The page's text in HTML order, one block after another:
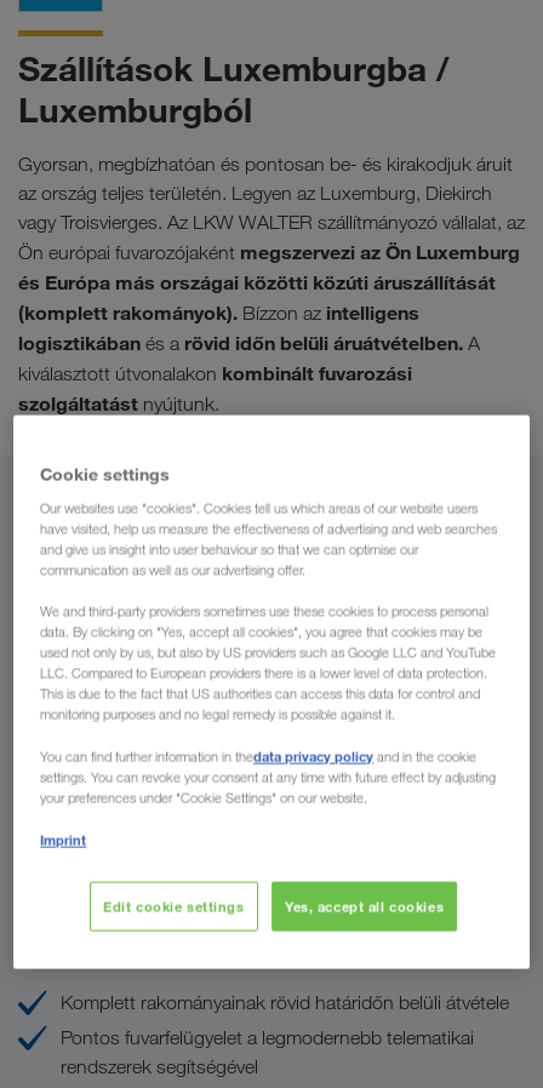
Szállítások Luxemburgba /
Luxemburgból
Gyorsan, megbízhatóan és pontosan be- és kirakodjuk áruit
az ország teljes területén. Legyen az Luxemburg, Diekirch
vagy Troisvierges. Az LKW WALTER szállítmányozó vállalat, az
Ön európai fuvarozójaként megszervezi az Ön Luxemburg
és Európa más országai közötti közúti áruszállítását
(komplett rakományok). Bízzon az intelligens
logisztikában és a rövid időn belüli áruátvételben. A
kiválasztott útvonalakon kombinált fuvarozási
szolgáltatást nyújtunk.
Honnan
Magyarország
Hová
Ország
Kérjen ajánlatot most
Az Ön előnyei az LKW WALTER-nél
Komplett rakományainak rövid határidőn belüli átvétele
Pontos fuvarfelügyelet a legmodernebb telematikai
rendszerek segítségével
Cookie settings
Our websites use "cookies". Cookies tell us which areas of our website users
have visited, help us measure the effectiveness of advertising and web searches
and give us insight into user behaviour so that we can optimise our
communication as well as our advertising offer.
We and third-party providers sometimes use these cookies to process personal
data. By clicking on "Yes, accept all cookies", you agree that cookies may be
used not only by us, but also by US providers such as Google LLC and YouTube
LLC. Compared to European providers there is a lower level of data protection.
This is due to the fact that US authorities can access this data for control and
monitoring purposes and no legal remedy is possible against it.
You can find further information in thedata privacy policy and in the cookie
settings. You can revoke your consent at any time with future effect by adjusting
your preferences under "Cookie Settings" on our website.
Imprint
Edit cookie settings Yes, accept all cookies